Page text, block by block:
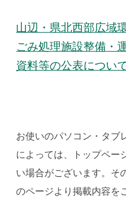
山辺・県北西部広域
ごみ処理施設整備・
資料等の公表につい
お使いのパソコン・タブ
によっては、トップペー
い場合がございます。そ
のページより掲載内容を